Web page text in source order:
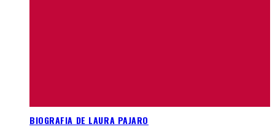
BIOGRAFIA DE LAURA PAJARO